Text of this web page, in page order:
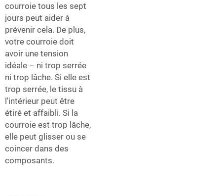
courroie tous les sept
jours peut aider à
prévenir cela. De plus,
votre courroie doit
avoir une tension
idéale – ni trop serrée
ni trop lâche. Si elle est
trop serrée, le tissu à
l'intérieur peut être
étiré et affaibli. Si la
courroie est trop lâche,
elle peut glisser ou se
coincer dans des
composants.